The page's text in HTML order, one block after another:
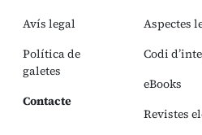
Avís legal
Política de
galetes
Contacte
Aspectes
Codi
eBooks
Revistes